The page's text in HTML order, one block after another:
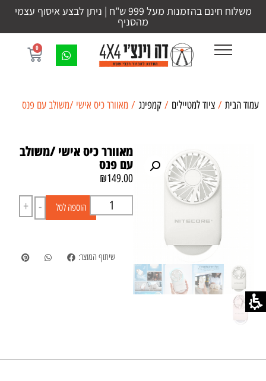
משלוח חינם בהזמנות מעל 999 ש"ח | ניתן לבצע איסוף עצמי
מהסניף
0
עמוד הבית / ציוד למטיילים / קמפינג / מאוורר כיס אישי /משולב עם פנס
מאוורר כיס אישי /משולב
עם פנס
₪149.00
-
+ הוספה לסל
שיתוף המוצר: